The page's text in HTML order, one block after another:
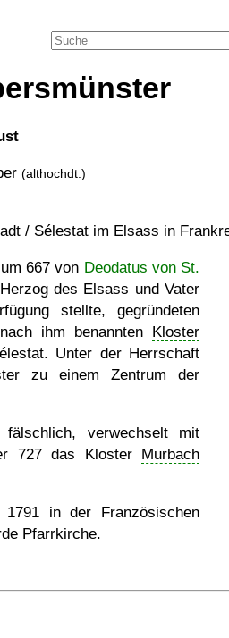
(althochdt.)
/ Sélestat im Elsass in
667 von Deodatus von St.
des Elsass und Vater
stellte, gegründeten
ihm benannten Kloster
Unter der Herrschaft
zu einem Zentrum der
verwechselt mit
727 das Kloster Murbach
1791 in der Französischen
Pfarrkirche.